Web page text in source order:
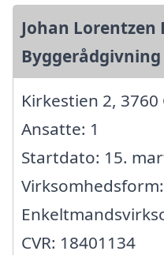
Johan Lorentzen
Byggerådgivning
Kirkestien 2,
Ansatte: 1
Startdato: 15.
Virksomhedsform:
CVR: 18401134